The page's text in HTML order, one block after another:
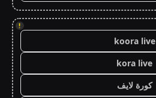
!
koora live
kora live
كورة لايف